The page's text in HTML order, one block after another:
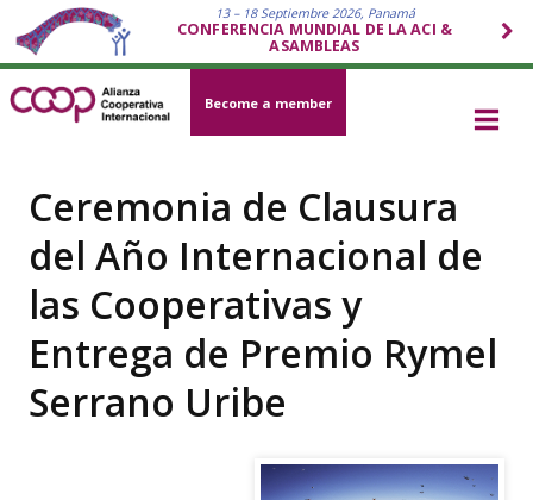
13 – 18 Septiembre 2026, Panamá
CONFERENCIA MUNDIAL DE LA ACI &
ASAMBLEAS
Become a member
Ceremonia de Clausura
del Año Internacional de
las Cooperativas y
Entrega de Premio Rymel
Serrano Uribe